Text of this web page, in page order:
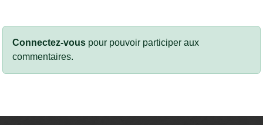
Connectez-vous pour pouvoir participer aux
commentaires.